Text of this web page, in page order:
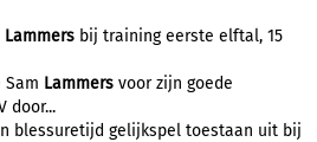
Lammers bij training eerste elftal, 15
Lammers voor zijn goede
door...
blessuretijd gelijkspel toestaan uit bij